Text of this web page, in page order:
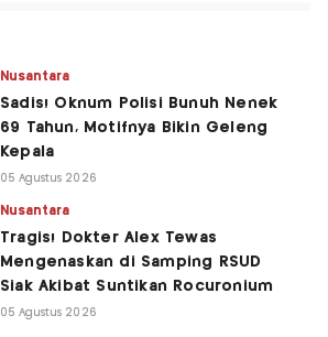
Nusantara
Sadis! Oknum Polisi Bunuh Nenek
69 Tahun, Motifnya Bikin Geleng
Kepala
05 Agustus 2026
Nusantara
Tragis! Dokter Alex Tewas
Mengenaskan di Samping RSUD
Siak Akibat Suntikan Rocuronium
05 Agustus 2026